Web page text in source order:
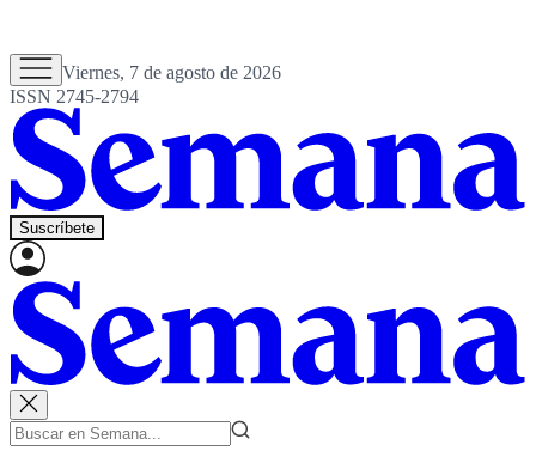
Viernes, 7 de agosto de 2026
ISSN 2745-2794
Suscríbete